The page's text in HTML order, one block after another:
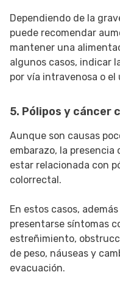
Dependiendo de la
puede recomendar
mantener una
algunos casos, indicar
por vía intravenosa o
5. Pólipos y cáncer
Aunque son causas
embarazo, la presencia
estar relacionada con
colorrectal.
En estos casos,
presentarse síntomas
estreñimiento,
de peso, náuseas y
evacuación.